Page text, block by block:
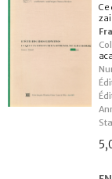
Ce
zai